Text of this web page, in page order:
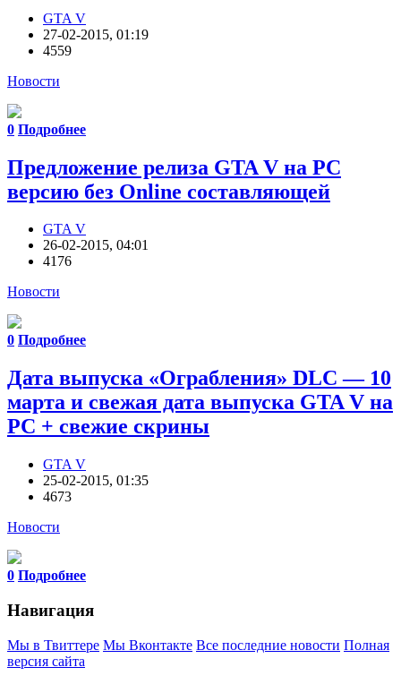
GTA V
27-02-2015, 01:19
4559
Новости
0 Подробнее
Предложение релиза GTA V на PC
версию без Online составляющей
GTA V
26-02-2015, 04:01
4176
Новости
0 Подробнее
Дата выпуска «Ограбления» DLC — 10
марта и свежая дата выпуска GTA V на
PC + свежие скрины
GTA V
25-02-2015, 01:35
4673
Новости
0 Подробнее
Навигация
Мы в Твиттере Мы Вконтакте Все последние новости Полная
версия сайта